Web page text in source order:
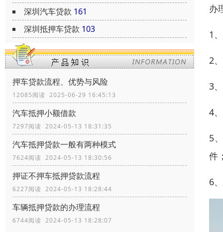
深圳汽车贷款 161
深圳抵押车贷款 103
押车贷款流程、优势与风险
12085阅读 2025-06-29 16:45:13
汽车抵押小额借款
7297阅读 2024-05-13 18:31:35
汽车抵押贷款一般有两种模式
7624阅读 2024-05-13 18:30:56
押证不押车抵押贷款流程
6227阅读 2024-05-13 18:28:44
车辆抵押贷款的办理流程
6744阅读 2024-05-13 18:28:07
办
1
2
3
4
5
件
6